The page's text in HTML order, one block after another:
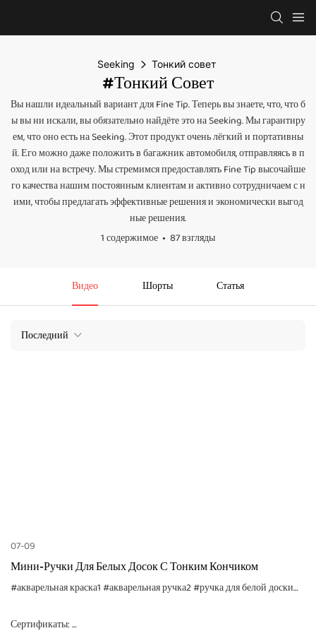
Seeking Тонкий совет
#Тонкий Совет
Вы нашли идеальный вариант для Fine Tip. Теперь вы знаете, что, что б
ы вы ни искали, вы обязательно найдёте это на Seeking. Мы гарантиру
ем, что оно есть на Seeking. Этот продукт очень лёгкий и портативны
й. Его можно даже положить в багажник автомобиля, отправляясь в п
оход или на встречу. Мы стремимся предоставлять Fine Tip высочайше
го качества нашим постоянным клиентам и активно сотрудничаем с н
ими, чтобы предлагать эффективные решения и экономически выгод
ные решения.
1 содержимое
87 взгляды
Видео Шорты Статья
Последний
07-09
Мини-Ручки Для Белых Досок С Тонким Кончиком
#акварельная краска1#акварельная ручка2#ручка для белой доски
Сертификаты: